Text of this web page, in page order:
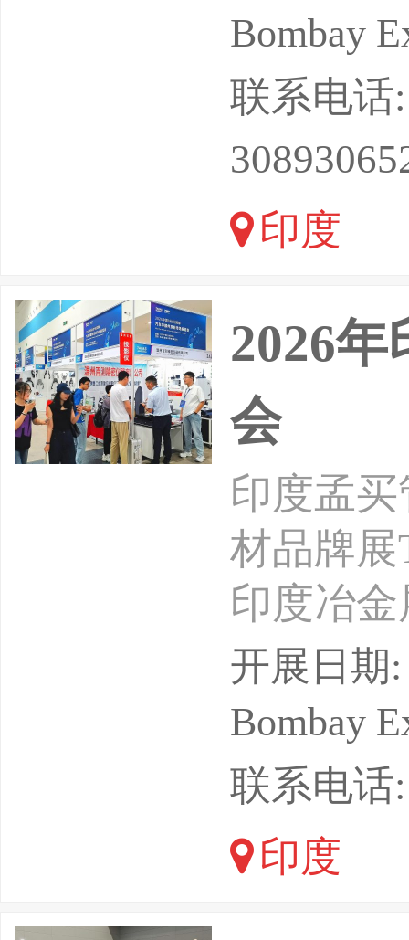
会。展
实现产
合作的
眼佳绩
（覆盖2
Bombay
联系电话
印度
2026
会
印度孟
材品牌展
印度冶金
ndia、印
割展会
览集团
线材机
开展日期
Bombay
联系电话
印度